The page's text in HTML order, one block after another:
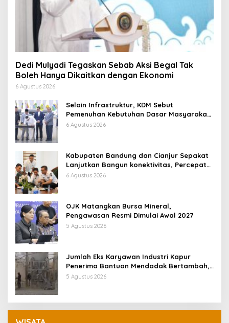
Dedi Mulyadi Tegaskan Sebab Aksi Begal Tak
Boleh Hanya Dikaitkan dengan Ekonomi
6 Agustus 2026
Selain Infrastruktur, KDM Sebut
Pemenuhan Kebutuhan Dasar Masyarakat
Jadi Fokus APBD Jabar 2027
6 Agustus 2026
Kabupaten Bandung dan Cianjur Sepakat
Lanjutkan Bangun konektivitas, Percepat
Pertumbuhan Ekonomi Daerah
6 Agustus 2026
OJK Matangkan Bursa Mineral,
Pengawasan Resmi Dimulai Awal 2027
5 Agustus 2026
Jumlah Eks Karyawan Industri Kapur
Penerima Bantuan Mendadak Bertambah,
KDM: Kita Identifikasi
5 Agustus 2026